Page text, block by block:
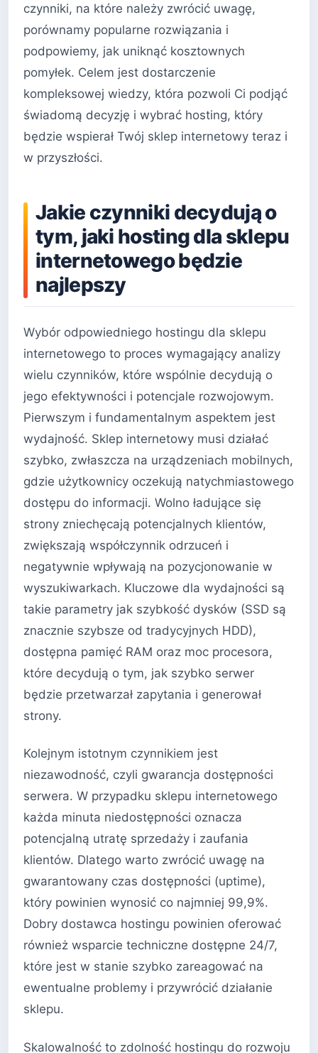
czynniki, na które należy zwrócić uwagę,
porównamy popularne rozwiązania i
podpowiemy, jak uniknąć kosztownych
pomyłek. Celem jest dostarczenie
kompleksowej wiedzy, która pozwoli Ci podjąć
świadomą decyzję i wybrać hosting, który
będzie wspierał Twój sklep internetowy teraz i
w przyszłości.
Jakie czynniki decydują o
tym, jaki hosting dla sklepu
internetowego będzie
najlepszy
Wybór odpowiedniego hostingu dla sklepu
internetowego to proces wymagający analizy
wielu czynników, które wspólnie decydują o
jego efektywności i potencjale rozwojowym.
Pierwszym i fundamentalnym aspektem jest
wydajność. Sklep internetowy musi działać
szybko, zwłaszcza na urządzeniach mobilnych,
gdzie użytkownicy oczekują natychmiastowego
dostępu do informacji. Wolno ładujące się
strony zniechęcają potencjalnych klientów,
zwiększają współczynnik odrzuceń i
negatywnie wpływają na pozycjonowanie w
wyszukiwarkach. Kluczowe dla wydajności są
takie parametry jak szybkość dysków (SSD są
znacznie szybsze od tradycyjnych HDD),
dostępna pamięć RAM oraz moc procesora,
które decydują o tym, jak szybko serwer
będzie przetwarzał zapytania i generował
strony.
Kolejnym istotnym czynnikiem jest
niezawodność, czyli gwarancja dostępności
serwera. W przypadku sklepu internetowego
każda minuta niedostępności oznacza
potencjalną utratę sprzedaży i zaufania
klientów. Dlatego warto zwrócić uwagę na
gwarantowany czas dostępności (uptime),
który powinien wynosić co najmniej 99,9%.
Dobry dostawca hostingu powinien oferować
również wsparcie techniczne dostępne 24/7,
które jest w stanie szybko zareagować na
ewentualne problemy i przywrócić działanie
sklepu.
Skalowalność to zdolność hostingu do rozwoju